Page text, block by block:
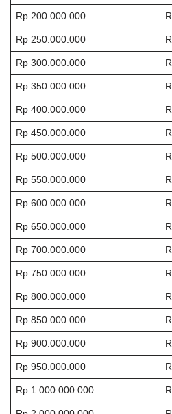
Rp 200.000.000
Rp 250.000.000
Rp 300.000.000
Rp 350.000.000
Rp 400.000.000
Rp 450.000.000
Rp 500.000.000
Rp 550.000.000
Rp 600.000.000
Rp 650.000.000
Rp 700.000.000
Rp 750.000.000
Rp 800.000.000
Rp 850.000.000
Rp 900.000.000
Rp 950.000.000
Rp 1.000.000.000